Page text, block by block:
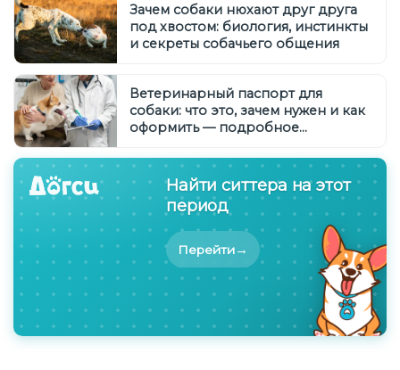
Зачем собаки нюхают друг друга
под хвостом: биология, инстинкты
и секреты собачьего общения
Ветеринарный паспорт для
собаки: что это, зачем нужен и как
оформить — подробное
Найти ситтера на этот
период
Перейти→